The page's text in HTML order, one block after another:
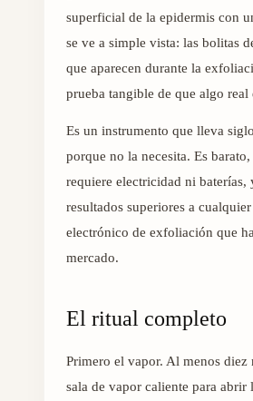
superficial de la epidermis con
se ve a simple vista: las bolitas
que aparecen durante la
prueba tangible de que algo real
Es un instrumento que lleva
porque no la necesita. Es
requiere electricidad ni baterías,
resultados superiores a
electrónico de exfoliación que
mercado.
El ritual completo
Primero el vapor. Al menos diez
sala de vapor caliente para abrir